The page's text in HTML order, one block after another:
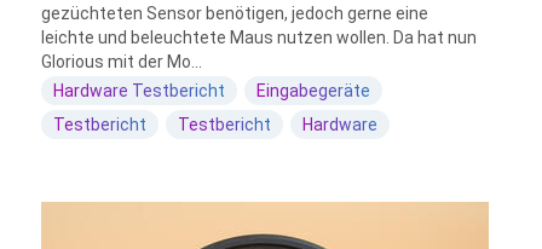
gezüchteten Sensor benötigen, jedoch gerne eine
leichte und beleuchtete Maus nutzen wollen. Da hat nun
Glorious mit der Mo...
Hardware Testbericht
Eingabegeräte
Testbericht
Testbericht Hardware